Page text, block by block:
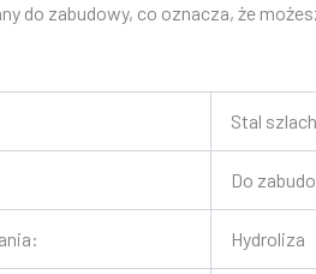
do zabudowy, co oznacza, że
Stal
Do
Hydroliza